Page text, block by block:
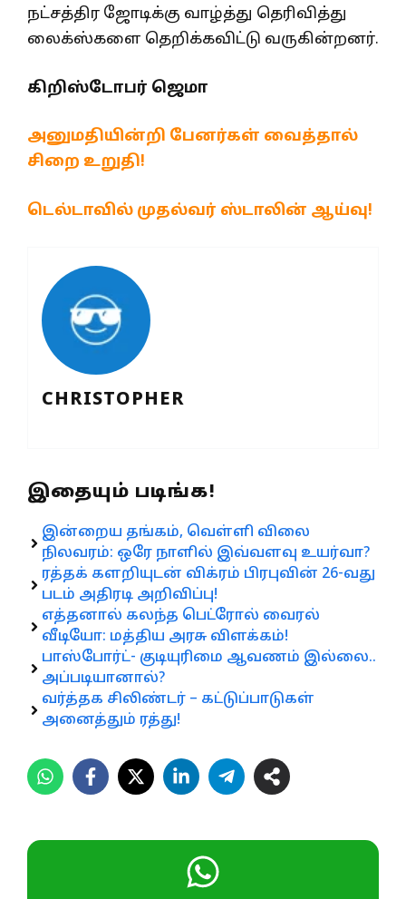
நட்சத்திர ஜோடிக்கு வாழ்த்து தெரிவித்து
லைக்ஸ்களை தெறிக்கவிட்டு வருகின்றனர்.
கிறிஸ்டோபர் ஜெமா
அனுமதியின்றி பேனர்கள் வைத்தால்
சிறை உறுதி!
டெல்டாவில் முதல்வர் ஸ்டாலின் ஆய்வு!
CHRISTOPHER
இதையும் படிங்க!
இன்றைய தங்கம், வெள்ளி விலை
நிலவரம்: ஒரே நாளில் இவ்வளவு உயர்வா?
ரத்தக் களறியுடன் விக்ரம் பிரபுவின் 26-வது
படம் அதிரடி அறிவிப்பு!
எத்தனால் கலந்த பெட்ரோல் வைரல்
வீடியோ: மத்திய அரசு விளக்கம்!
பாஸ்போர்ட்- குடியுரிமை ஆவணம் இல்லை..
அப்படியானால்?
வர்த்தக சிலிண்டர் – கட்டுப்பாடுகள்
அனைத்தும் ரத்து!